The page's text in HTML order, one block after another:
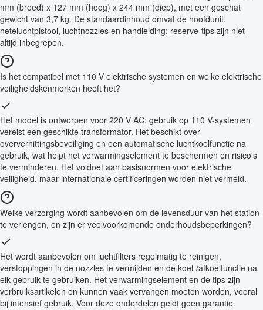
mm (breed) x 127 mm (hoog) x 244 mm (diep), met een geschat
gewicht van 3,7 kg. De standaardinhoud omvat de hoofdunit,
heteluchtpistool, luchtnozzles en handleiding; reserve-tips zijn niet
altijd inbegrepen.
Is het compatibel met 110 V elektrische systemen en welke elektrische
veiligheidskenmerken heeft het?
Het model is ontworpen voor 220 V AC; gebruik op 110 V-systemen
vereist een geschikte transformator. Het beschikt over
oververhittingsbeveiliging en een automatische luchtkoelfunctie na
gebruik, wat helpt het verwarmingselement te beschermen en risico's
te verminderen. Het voldoet aan basisnormen voor elektrische
veiligheid, maar internationale certificeringen worden niet vermeld.
Welke verzorging wordt aanbevolen om de levensduur van het station
te verlengen, en zijn er veelvoorkomende onderhoudsbeperkingen?
Het wordt aanbevolen om luchtfilters regelmatig te reinigen,
verstoppingen in de nozzles te vermijden en de koel-/afkoelfunctie na
elk gebruik te gebruiken. Het verwarmingselement en de tips zijn
verbruiksartikelen en kunnen vaak vervangen moeten worden, vooral
bij intensief gebruik. Voor deze onderdelen geldt geen garantie.